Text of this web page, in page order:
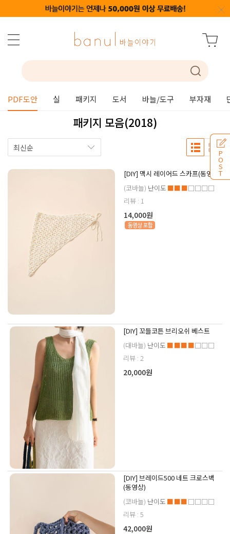
PDF도안 실 패키지 도서 바늘/도구 부자재
P
O
S
T
패키지 모음(2018)
[DIY] 맥시 레이어드 스카프(동영상)
(코바늘) 난이도 ■■■□□□□
리뷰 : 1
14,000원
[DIY] 꼬들코튼 브리오쉬 베스트
(대바늘) 난이도 ■■■■□□□
리뷰 : 2
20,000원
[DIY] 브레이드500 네트 크로스백
(동영상)
(코바늘) 난이도 ■■■□□□□
리뷰 : 5
42,000원